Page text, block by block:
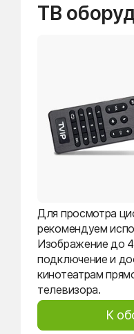
ТВ
Для просмотра
рекомендуем
Изображение до
подключение и
кинотеатрам
телевизора.
К